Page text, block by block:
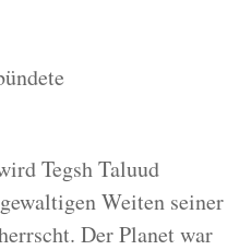
Tegsh Taluud
Weiten seiner
Der Planet war